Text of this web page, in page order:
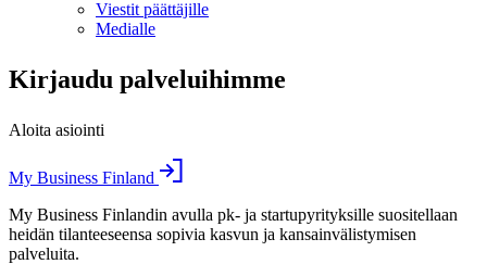
Viestit päättäjille
Medialle
Kirjaudu palveluihimme
Aloita asiointi
My Business Finland
My Business Finlandin avulla pk- ja startupyrityksille suositellaan
heidän tilanteeseensa sopivia kasvun ja kansainvälistymisen
palveluita.